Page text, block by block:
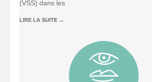
(VSS) dans les
LIRE LA SUITE →